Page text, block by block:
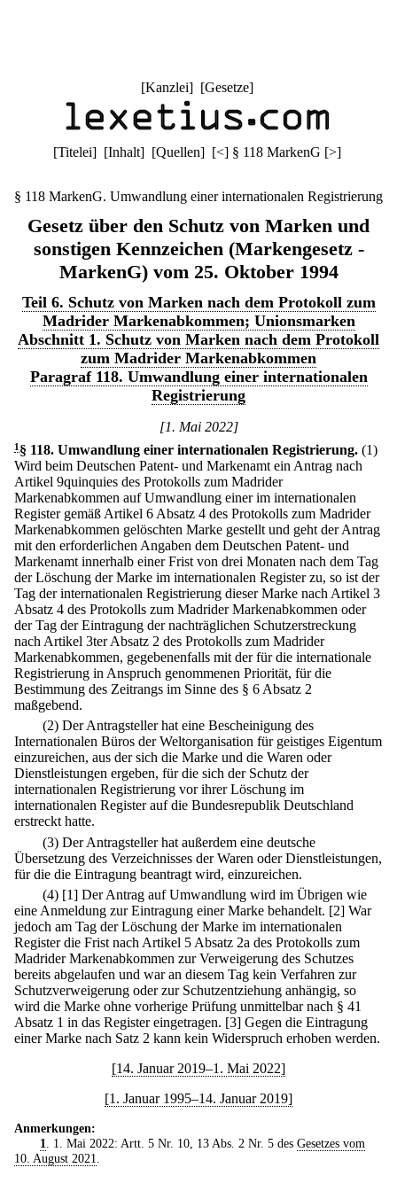
[Kanzlei] [Gesetze]
[Titelei] [Inhalt] [Quellen] [<] § 118 MarkenG [>]
§ 118 MarkenG. Umwandlung einer internationalen Registrierung
Gesetz über den Schutz von Marken und
sonstigen Kennzeichen (Markengesetz -
MarkenG) vom 25. Oktober 1994
Teil 6. Schutz von Marken nach dem Protokoll zum
Madrider Markenabkommen; Unionsmarken
Abschnitt 1. Schutz von Marken nach dem Protokoll
zum Madrider Markenabkommen
Paragraf 118. Umwandlung einer internationalen
Registrierung
[1. Mai 2022]
1 § 118. Umwandlung einer internationalen Registrierung. (1)
Wird beim Deutschen Patent- und Markenamt ein Antrag nach
Artikel 9quinquies des Protokolls zum Madrider
Markenabkommen auf Umwandlung einer im internationalen
Register gemäß Artikel 6 Absatz 4 des Protokolls zum Madrider
Markenabkommen gelöschten Marke gestellt und geht der Antrag
mit den erforderlichen Angaben dem Deutschen Patent- und
Markenamt innerhalb einer Frist von drei Monaten nach dem Tag
der Löschung der Marke im internationalen Register zu, so ist der
Tag der internationalen Registrierung dieser Marke nach Artikel 3
Absatz 4 des Protokolls zum Madrider Markenabkommen oder
der Tag der Eintragung der nachträglichen Schutzerstreckung
nach Artikel 3ter Absatz 2 des Protokolls zum Madrider
Markenabkommen, gegebenenfalls mit der für die internationale
Registrierung in Anspruch genommenen Priorität, für die
Bestimmung des Zeitrangs im Sinne des § 6 Absatz 2
maßgebend.
(2) Der Antragsteller hat eine Bescheinigung des
Internationalen Büros der Weltorganisation für geistiges Eigentum
einzureichen, aus der sich die Marke und die Waren oder
Dienstleistungen ergeben, für die sich der Schutz der
internationalen Registrierung vor ihrer Löschung im
internationalen Register auf die Bundesrepublik Deutschland
erstreckt hatte.
(3) Der Antragsteller hat außerdem eine deutsche
Übersetzung des Verzeichnisses der Waren oder Dienstleistungen,
für die die Eintragung beantragt wird, einzureichen.
(4) [1] Der Antrag auf Umwandlung wird im Übrigen wie
eine Anmeldung zur Eintragung einer Marke behandelt. [2] War
jedoch am Tag der Löschung der Marke im internationalen
Register die Frist nach Artikel 5 Absatz 2a des Protokolls zum
Madrider Markenabkommen zur Verweigerung des Schutzes
bereits abgelaufen und war an diesem Tag kein Verfahren zur
Schutzverweigerung oder zur Schutzentziehung anhängig, so
wird die Marke ohne vorherige Prüfung unmittelbar nach § 41
Absatz 1 in das Register eingetragen. [3] Gegen die Eintragung
einer Marke nach Satz 2 kann kein Widerspruch erhoben werden.
[14. Januar 2019–1. Mai 2022]
[1. Januar 1995–14. Januar 2019]
Anmerkungen:
1
. 1. Mai 2022: Artt. 5 Nr. 10, 13 Abs. 2 Nr. 5 des Gesetzes vom
10. August 2021